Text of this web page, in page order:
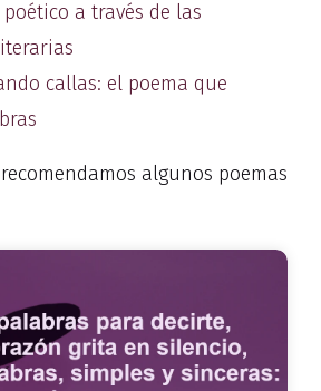
a través de las
callas: el poema que
algunos poemas